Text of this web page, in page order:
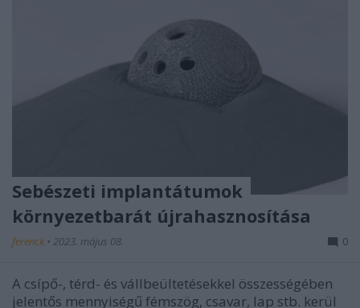
Sebészeti implantátumok
környezetbarát újrahasznosítása
ferenck • 2023. május 08. 0
A csípő-, térd- és vállbeültetésekkel összességében
jelentős mennyiségű fémszög, csavar, lap stb. kerül